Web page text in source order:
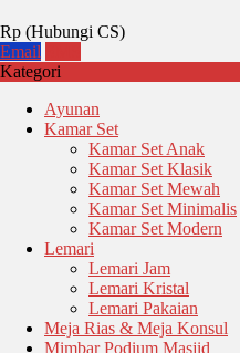
Rp (Hubungi CS)
Email
Kategori
Ayunan
Kamar Set
Kamar Set Anak
Kamar Set Klasik
Kamar Set Mewah
Kamar Set Minimalis
Kamar Set Modern
Lemari
Lemari Jam
Lemari Kristal
Lemari Pakaian
Meja Rias & Meja Konsul
Mimbar Podium Masjid